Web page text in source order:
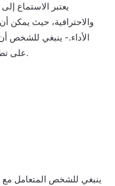
والاحترافية، حيث يمكن
الأداء.- ينبغي للشخص
على تطوير نفسه بناءً على الاقتراحات المقدمة.